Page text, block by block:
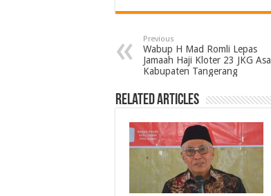
Previous
Wabup H Mad Romli Lepas
Jamaah Haji Kloter 23 JKG Asal
Kabupaten Tangerang
Related Articles